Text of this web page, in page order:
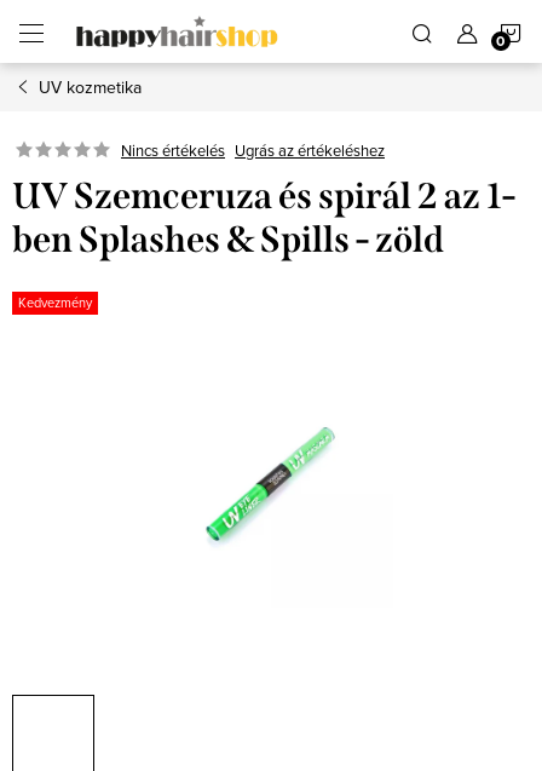
fő
tartalomhozUV kozmetika
Nincs értékelés Ugrás az értékeléshez
UV Szemceruza és spirál 2 az 1-
ben Splashes & Spills - zöld
Kedvezmény